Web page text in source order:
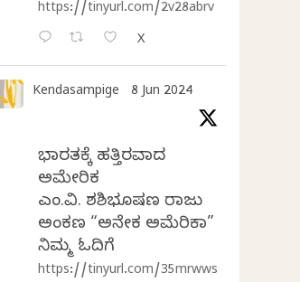
https://tinyurl.com/2v28abrv
X
Kendasampige 8 Jun 2024
ಭಾರತಕ್ಕೆ ಹತ್ತಿರವಾದ
ಅಮೇರಿಕ
ಎಂ.ವಿ. ಶಶಿಭೂಷಣ ರಾಜು
ಅಂಕಣ “ಅನೇಕ ಅಮೆರಿಕಾ”
ನಿಮ್ಮ ಓದಿಗೆ
https://tinyurl.com/35mrwws